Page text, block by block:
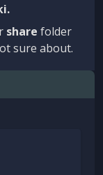
share folder
sure about.